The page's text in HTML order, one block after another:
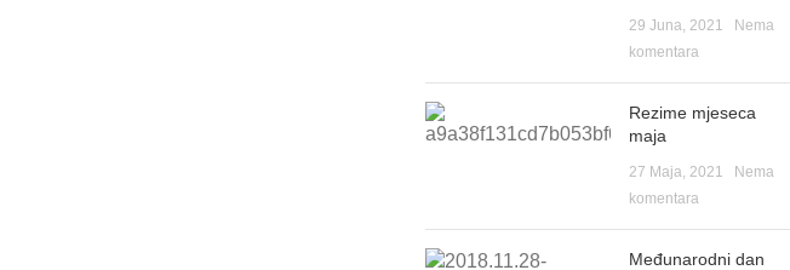
29 Juna, 2021
Nema
komentara
Rezime mjeseca
maja
27 Maja, 2021
Nema
komentara
Međunarodni dan